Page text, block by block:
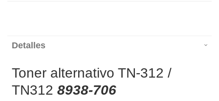
Detalles
Toner alternativo TN-312 /
TN312 8938-706